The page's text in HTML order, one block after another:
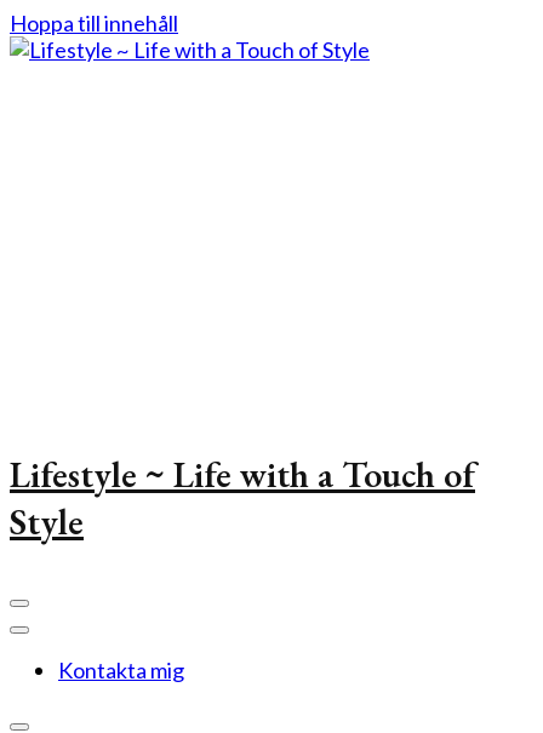
Hoppa till innehåll
Lifestyle ~ Life with a Touch of
Style
Kontakta mig